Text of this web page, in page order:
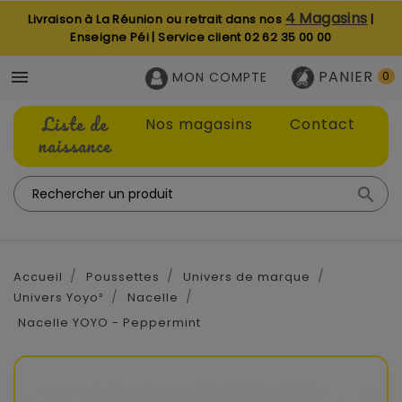
Livraison à La Réunion ou retrait dans nos 4 Magasins |
Enseigne Péi | Service client02 62 35 00 00
 PANIER 0
MON COMPTE
Liste de
naissance
Nos magasins Contact

Accueil Poussettes
Univers de marque
Univers Yoyo²
Nacelle
Nacelle YOYO - Peppermint